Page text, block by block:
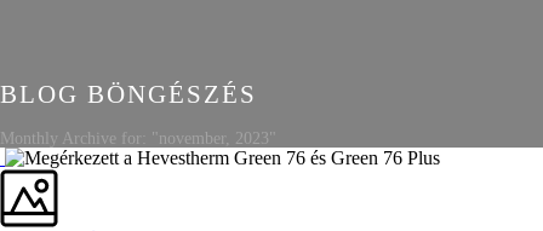
BLOG BÖNGÉSZÉS
Monthly Archive for: "november, 2023"